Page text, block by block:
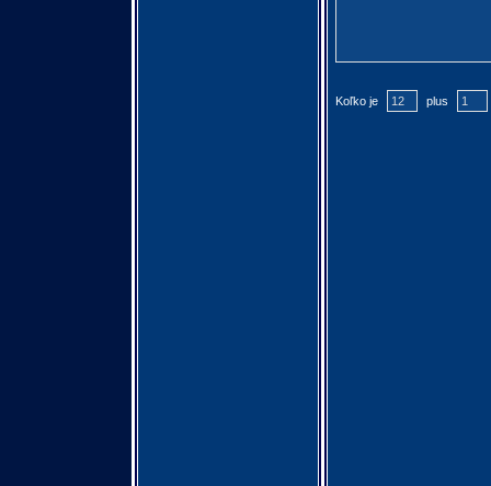
Koľko je plus